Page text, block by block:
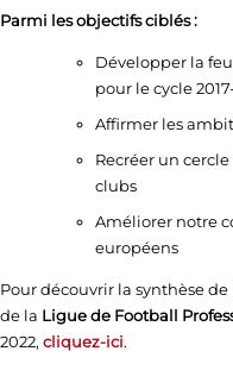
Parmi les objectifs ciblés :
Développer la
pour le cycle
Affirmer les
Recréer un
clubs
Améliorer notre
européens
Pour découvrir la synthèse
de la Ligue de Football
2022, cliquez-ici.